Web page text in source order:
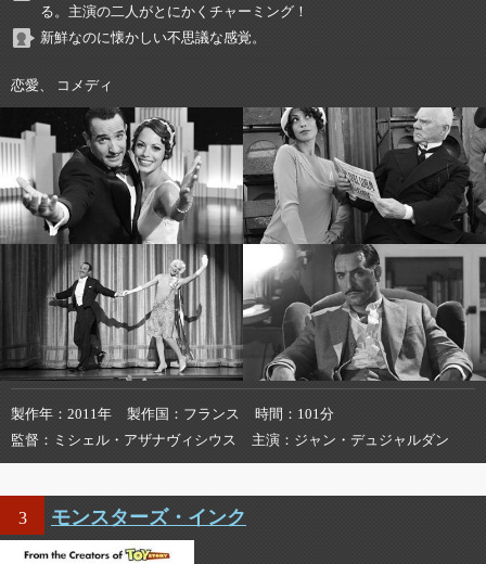
る。主演の二人がとにかくチャーミング！
新鮮なのに懐かしい不思議な感覚。
恋愛、 コメディ
製作年 2011年 製作国 フランス 時間
101分
監督
ミシェル・アザナヴィシウス 主演 ジャン・デュジャルダン
3 モンスターズ・インク